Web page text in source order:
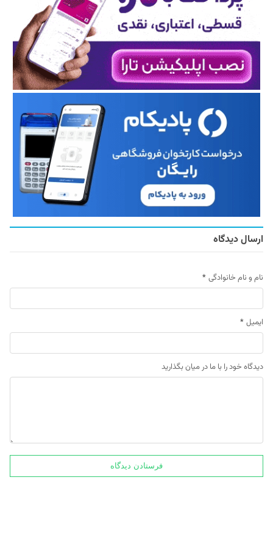
ارسال دیدگاه
نام و نام خانوادگی *
ایمیل *
دیدگاه خود را با ما در میان بگذارید